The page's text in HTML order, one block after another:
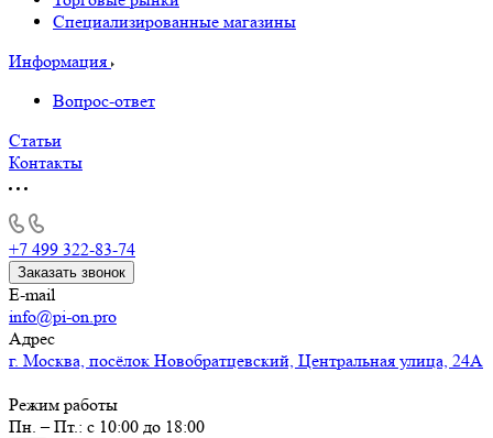
Специализированные магазины
Информация
Вопрос-ответ
Статьи
Контакты
+7 499 322-83-74
Заказать звонок
E-mail
info@pi-on.pro
Адрес
г. Москва, посёлок Новобратцевский, Центральная улица, 24А
Режим работы
Пн. – Пт.: с 10:00 до 18:00